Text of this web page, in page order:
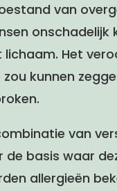
van
onschadelijk
Het
kunnen
van
de basis waar
allergieën